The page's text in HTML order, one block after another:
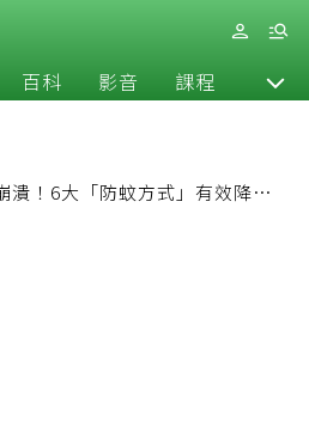
百科 影音 課程 退休
潰！6大「防蚊方式」有效降低被